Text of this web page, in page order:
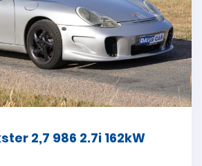
2,7 986 2.7i 162kW